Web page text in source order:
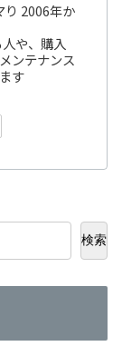
2006年か
や、購入
ンテナンス
す
検索